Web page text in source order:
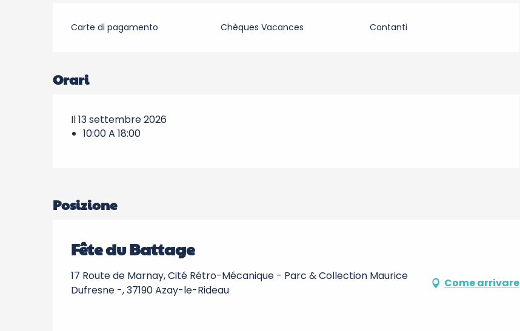
Carte di pagamento Chèques Vacances Contanti
Orari
Il 13 settembre 2026
10:00 A 18:00
Posizione
Fête du Battage
17 Route de Marnay, Cité Rétro-Mécanique - Parc & Collection Maurice
Dufresne -, 37190 Azay-le-Rideau
Come arrivare